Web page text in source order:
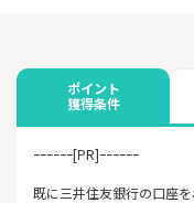
ポイント
獲得条件
ｰｰｰｰｰｰ[PR]ｰｰｰｰｰｰ
既に三井住友銀行の口座